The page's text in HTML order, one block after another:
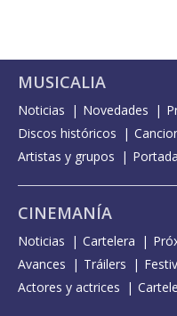
MUSICALIA
Noticias Novedades
Discos históricos
Artistas y grupos
CINEMANÍA
Noticias Cartelera
Avances
Tráilers
Actores y actrices